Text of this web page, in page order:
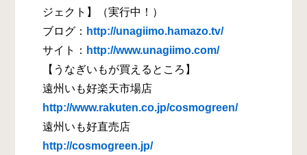
ジェクト】（実行中！）
ブログ： http://unagiimo.hamazo.tv/
サイト： http://www.unagiimo.com/
【うなぎいもが買えるところ】
遠州いも好楽天市場店
http://www.rakuten.co.jp/cosmogreen/
遠州いも好直売店
http://cosmogreen.jp/